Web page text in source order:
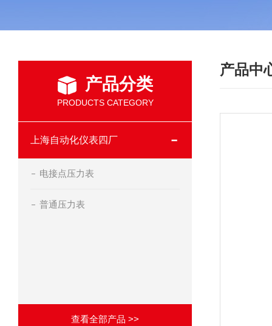
产品分类
PRODUCTS CATEGORY
上海自动化仪表四厂
电接点压力表
普通压力表
查看全部产品 >>
产品中